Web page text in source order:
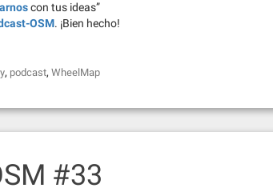
con tus ideas”
OSM. ¡Bien hecho!
, podcast, WheelMap
#33